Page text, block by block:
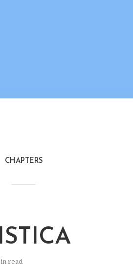
CHAPTERS
read